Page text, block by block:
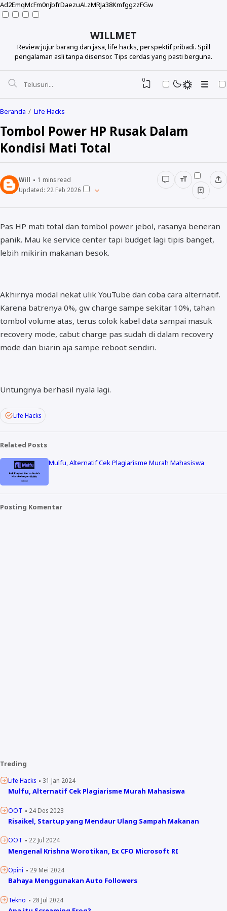
Ad2EmqMcFm0njbfrDaezuALzMRJa38KmfggzzFGw
WILLMET
Review jujur barang dan jasa, life hacks, perspektif pribadi. Spill
pengalaman asli tanpa disensor. Tips cerdas yang pasti berguna.
0
Beranda Life Hacks
Tombol Power HP Rusak Dalam
Kondisi Mati Total
Will 1 mins read
Updated: 22 Feb 2026
Pas HP mati total dan tombol power jebol, rasanya beneran
panik. Mau ke service center tapi budget lagi tipis banget,
lebih mikirin makanan besok.
Akhirnya modal nekat ulik YouTube dan coba cara alternatif.
Karena batrenya 0%, gw charge sampe sekitar 10%, tahan
tombol volume atas, terus colok kabel data sampai masuk
recovery mode, cabut charge pas sudah di dalam recovery
mode dan biarin aja sampe reboot sendiri.
Untungnya berhasil nyala lagi.
Life Hacks
Related Posts
Mulfu, Alternatif Cek Plagiarisme Murah Mahasiswa
Posting Komentar
Treding
Life Hacks 31 Jan 2024
Mulfu, Alternatif Cek Plagiarisme Murah Mahasiswa
OOT 24 Des 2023
Risaikel, Startup yang Mendaur Ulang Sampah Makanan
OOT 22 Jul 2024
Mengenal Krishna Worotikan, Ex CFO Microsoft RI
Opini 29 Mei 2024
Bahaya Menggunakan Auto Followers
Tekno 28 Jul 2024